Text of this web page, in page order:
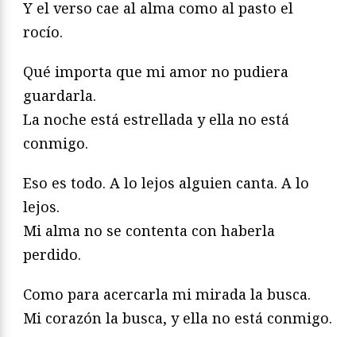
Y el verso cae al alma como al pasto el
rocío.
Qué importa que mi amor no pudiera
guardarla.
La noche está estrellada y ella no está
conmigo.
Eso es todo. A lo lejos alguien canta. A lo
lejos.
Mi alma no se contenta con haberla
perdido.
Como para acercarla mi mirada la busca.
Mi corazón la busca, y ella no está conmigo.